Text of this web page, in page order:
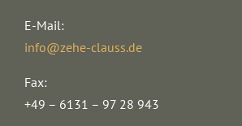
E-Mail:
info@zehe-clauss.de
Fax:
+49 – 6131 – 97 28 943